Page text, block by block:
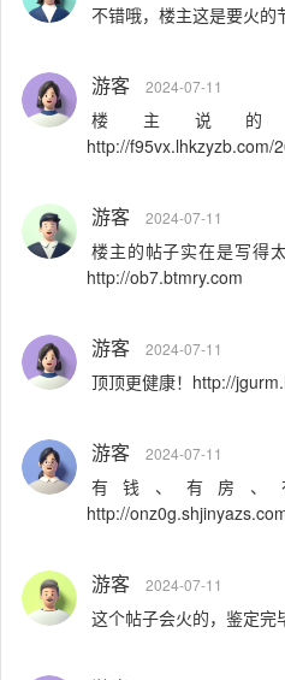
不错哦，楼主这是要火
游客 2024-07-11
楼主说
http://f95vx.lhkzyzb.com/
游客 2024-07-11
楼主的帖子实在是写得
http://ob7.btmry.com
游客 2024-07-11
顶顶更健康！http://
游客 2024-07-11
有钱、有房、
http://
游客 2024-07-11
这个帖子会火的，鉴定